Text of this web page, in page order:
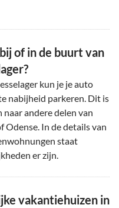
of in de buurt van
kun je je auto
nabijheid parkeren. Dit is
andere delen van
Odense. In de details van
staat
er zijn.
vakantiehuizen in